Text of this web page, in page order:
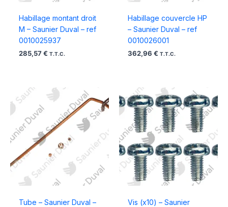
Habillage montant droit
M – Saunier Duval – ref
0010025937
285,57 € T.T.C.
Habillage couvercle HP
– Saunier Duval – ref
0010026001
362,96 € T.T.C.
Tube – Saunier Duval –
Vis (x10) – Saunier